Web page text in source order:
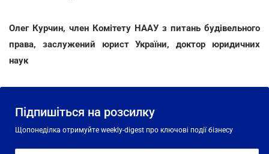
Олег Курчин, член Комітету НААУ з питань будівельного
права, заслужений юрист України, доктор юридичних
наук
Підпишіться на розсилку
Щопонеділка отримуйте weekly-digest про ключові події бізнесу